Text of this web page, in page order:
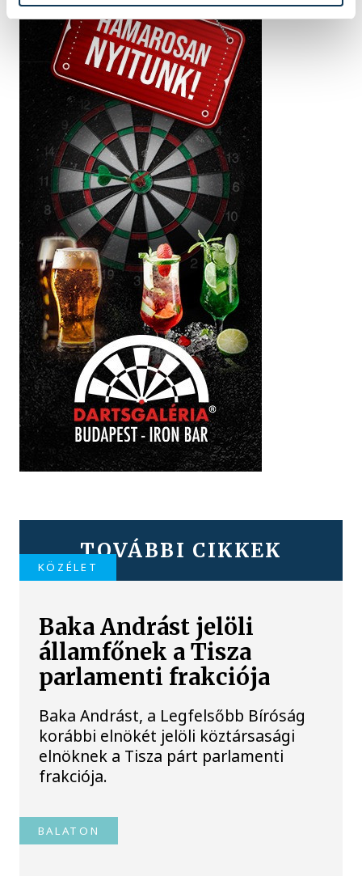
TOVÁBBI CIKKEK
KÖZÉLET
Baka Andrást jelöli
államfőnek a Tisza
parlamenti frakciója
Baka Andrást, a Legfelsőbb Bíróság
korábbi elnökét jelöli köztársasági
elnöknek a Tisza párt parlamenti
frakciója.
BALATON